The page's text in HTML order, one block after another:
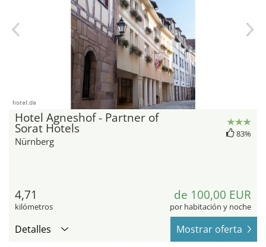
hotel.de
Hotel Agneshof - Partner of
Sorat Hotels
Nürnberg
83%
4,71
kilómetros
de 100,00 EUR
por habitación y noche
Detalles Mostrar oferta